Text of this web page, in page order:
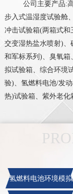
公司主要产品:
步入式温湿度试验舱
冲击试验箱(两箱式
交变湿热盐水喷射)、
和军标系列)、臭氧
拟试验箱、综合环境
验)、氢燃料电池/发
热)试验箱、紫外老化
氢燃料电池环境模拟